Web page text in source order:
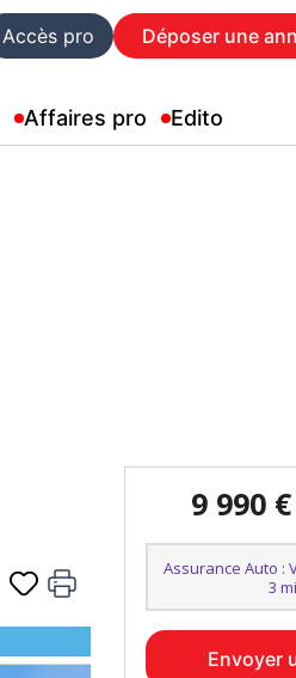
Accès pro Déposer une
Affaires pro Edito
9 990 €
Assurance Auto :
3
Envoyer